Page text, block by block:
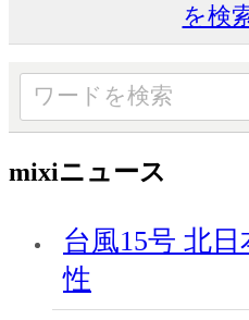
を検
mixiニュース
台風15号 北
性